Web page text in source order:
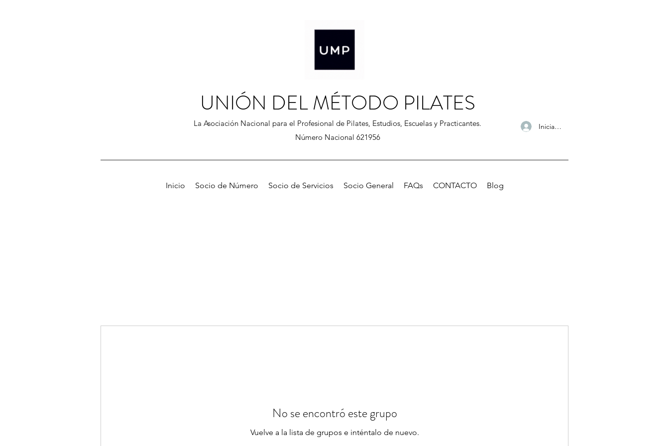
UNIÓN DEL MÉTODO PILATES
La Asociación Nacional para el Profesional de Pilates, Estudios, Escuelas y Practicantes.
Número Nacional 621956
Iniciar sesión
Inicio Socio de Número Socio de Servicios Socio General FAQs CONTACTO Blog
No se encontró este grupo
Vuelve a la lista de grupos e inténtalo de nuevo.